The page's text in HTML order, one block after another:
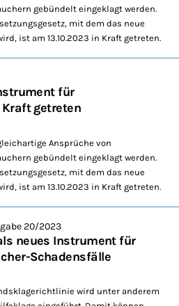
gebündelt eingeklagt werden.
mit dem das neue
ist am 13.10.2023 in Kraft getreten.
für
getreten
Ansprüche von
gebündelt eingeklagt werden.
mit dem das neue
ist am 13.10.2023 in Kraft getreten.
20/2023
neues Instrument für
Schadensfälle
wird unter anderem